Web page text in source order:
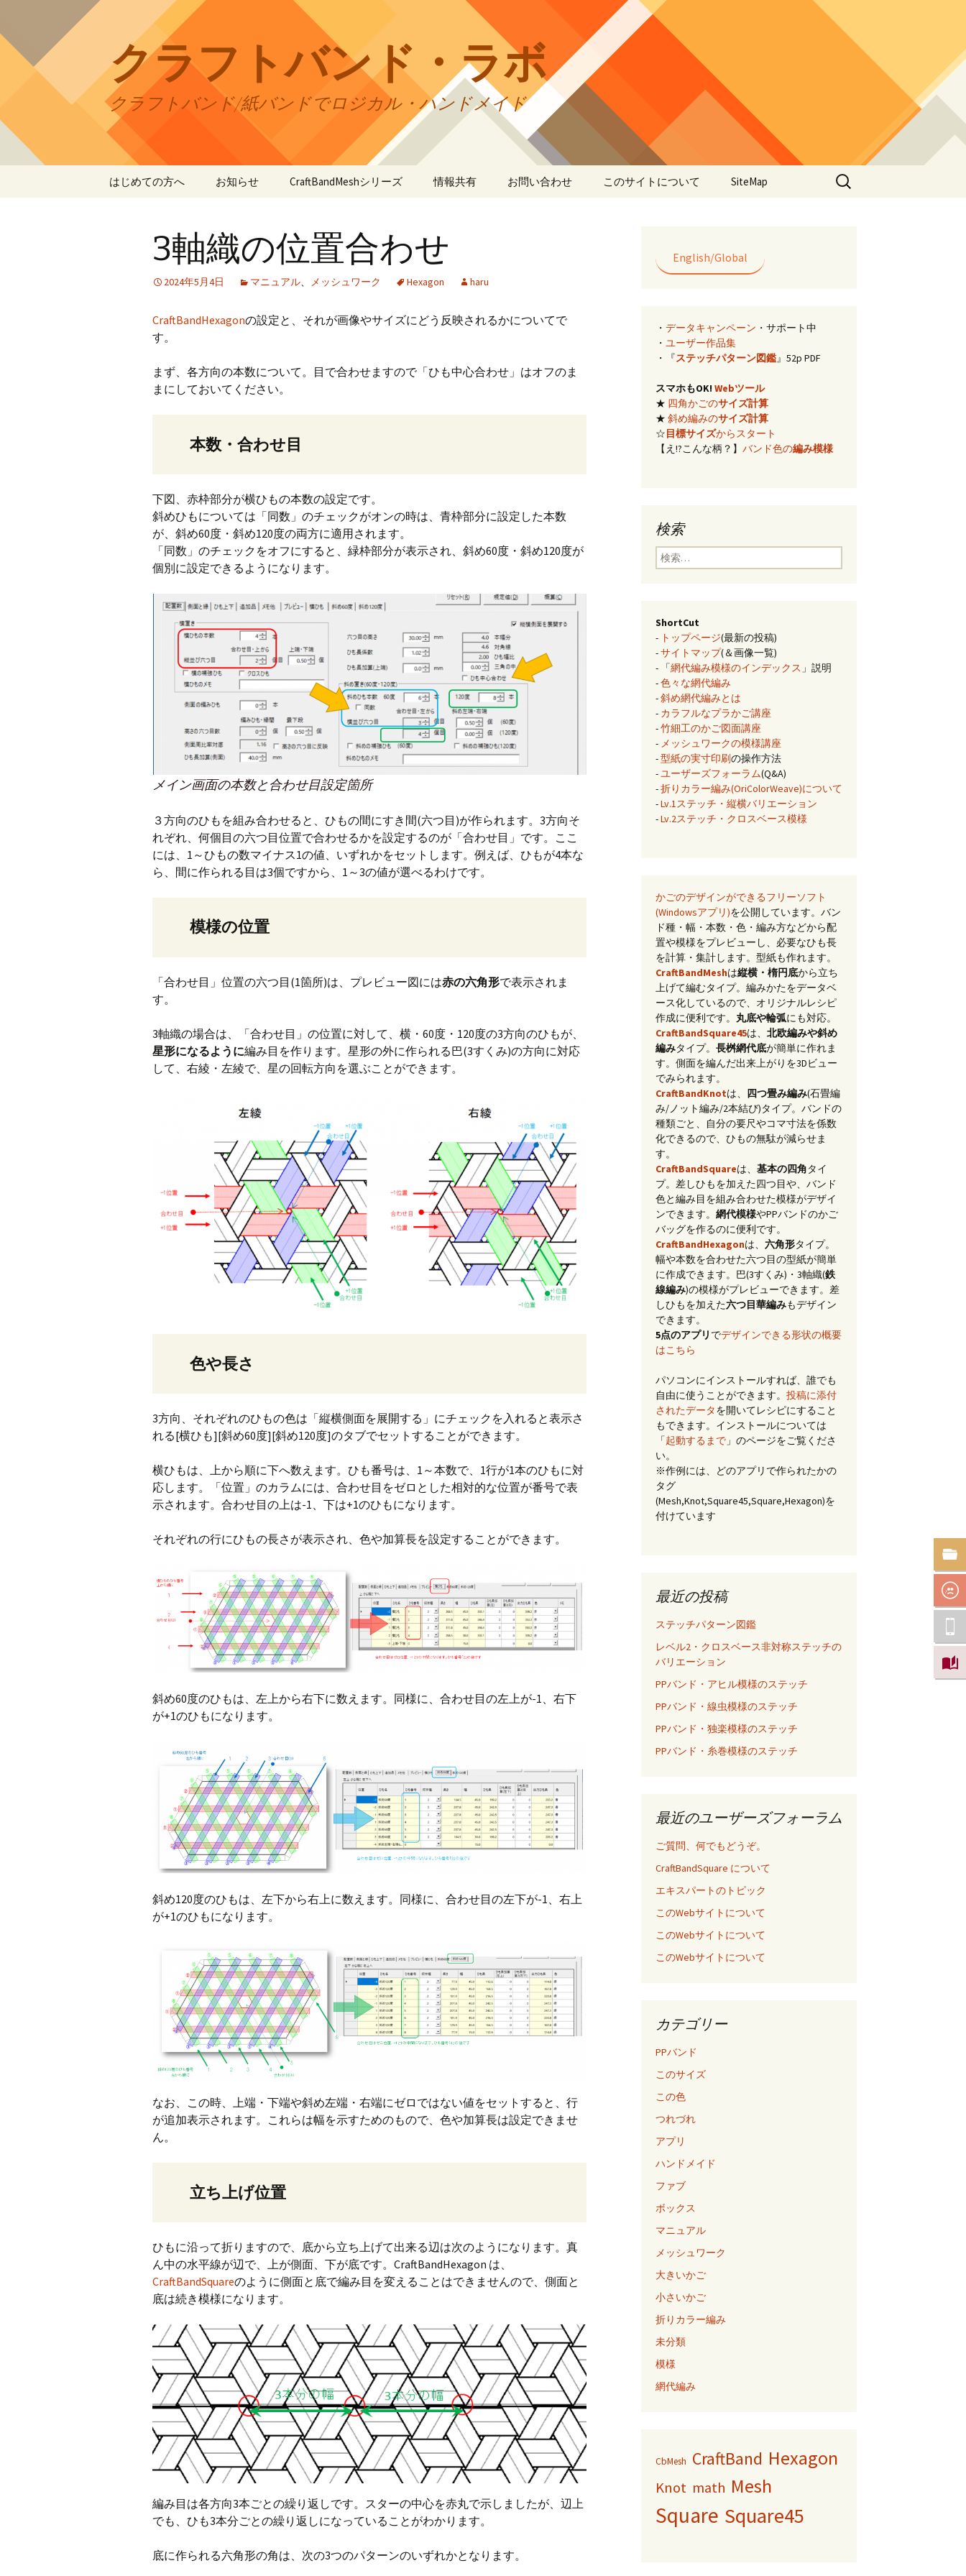
テ
キ
プ
クラフトバンド・ラボ
クラフトバンド/紙バンドでロジカル・ハンドメイド
はじめての方へ お知らせ CraftBandMeshシリーズ
CraftBandMesh出力例
CraftBandSquare45 CraftBandSquare45使用
例
CraftBandSquare45出力
CraftBandKnot CraftBandKnot使用例
CraftBandKnot出力例
CbMesh
順
データについて
情報共有
ユーザーズフォーラム
ユーザー作品集
リンク・リンク
四角かごのサイズ計算
目標サイズからの概算
バンド色の編み模様
クロスベースのステッ
チ・2色の組合せ模様
お問い合わせ このサイトについて
折りカラー編み
(OriColorWeave)につい
SiteMap
検
索:
3軸織の位置合わせ
2024年5月4日 マニュアル、 メッシュワーク Hexagon haru
CraftBandHexagonの設定と、それが画像やサイズにどう反映されるかについてで
す。
まず、各方向の本数について。目で合わせますので「ひも中心合わせ」はオフのま
まにしておいてください。
本数・合わせ目
下図、赤枠部分が横ひもの本数の設定です。
斜めひもについては「同数」のチェックがオンの時は、青枠部分に設定した本数
が、斜め60度・斜め120度の両方に適用されます。
「同数」のチェックをオフにすると、緑枠部分が表示され、斜め60度・斜め120度が
個別に設定できるようになります。
メイン画面の本数と合わせ目設定箇所
３方向のひもを組み合わせると、ひもの間にすき間(六つ目)が作られます。3方向そ
れぞれ、何個目の六つ目位置で合わせるかを設定するのが「合わせ目」です。ここ
には、1～ひもの数マイナス1の値、いずれかをセットします。例えば、ひもが4本な
ら、間に作られる目は3個ですから、1～3の値が選べるわけです。
模様の位置
「合わせ目」位置の六つ目(1箇所)は、プレビュー図には赤の六角形で表示されま
す。
3軸織の場合は、「合わせ目」の位置に対して、横・60度・120度の3方向のひもが、
星形になるように編み目を作ります。星形の外に作られる巴(3すくみ)の方向に対応
して、右綾・左綾で、星の回転方向を選ぶことができます。
色や長さ
3方向、それぞれのひもの色は「縦横側面を展開する」にチェックを入れると表示さ
れる[横ひも][斜め60度][斜め120度]のタブでセットすることができます。
横ひもは、上から順に下へ数えます。ひも番号は、1～本数で、1行が1本のひもに対
応します。「位置」のカラムには、合わせ目をゼロとした相対的な位置が番号で表
示されます。合わせ目の上は-1、下は+1のひもになります。
それぞれの行にひもの長さが表示され、色や加算長を設定することができます。
斜め60度のひもは、左上から右下に数えます。同様に、合わせ目の左上が-1、右下
が+1のひもになります。
斜め120度のひもは、左下から右上に数えます。同様に、合わせ目の左下が-1、右上
が+1のひもになります。
なお、この時、上端・下端や斜め左端・右端にゼロではない値をセットすると、行
が追加表示されます。これらは幅を示すためのもので、色や加算長は設定できませ
ん。
立ち上げ位置
ひもに沿って折りますので、底から立ち上げて出来る辺は次のようになります。真
ん中の水平線が辺で、上が側面、下が底です。CraftBandHexagon は、
CraftBandSquareのように側面と底で編み目を変えることはできませんので、側面と
底は続き模様になります。
編み目は各方向3本ごとの繰り返しです。スターの中心を赤丸で示しましたが、辺上
でも、ひも3本分ごとの繰り返しになっていることがわかります。
底に作られる六角形の角は、次の3つのパターンのいずれかとなります。
English/Global
・ データキャンペーン ・サポート中
・ ユーザー作品集
・『ステッチパターン図鑑』52p PDF
スマホもOK! Webツール
★ 四角かごのサイズ計算
★ 斜め編みのサイズ計算
☆目標サイズからスタート
【え!?こんな柄？】 バンド色の編み模様
検索
検
索:
ShortCut
- トップページ(最新の投稿)
-サイトマップ(＆画像一覧)
- 「網代編み模様のインデックス 」説明
-色々な網代編み
-斜め網代編みとは
- カラフルなプラかご講座
-竹細工のかご図面講座
- メッシュワークの模様講座
-型紙の実寸印刷の操作方法
-ユーザーズフォーラム(Q&A)
-折りカラー編み(OriColorWeave)について
-Lv.1ステッチ・縦横バリエーション
-Lv.2ステッチ・クロスベース模様
かごのデザインができるフリーソフト
(Windowsアプリ)を公開しています。バン
ド種・幅・本数・色・編み方などから配
置や模様をプレビューし、必要なひも長
を計算・集計します。型紙も作れます。
CraftBandMeshは縦横・楕円底から立ち
上げて編むタイプ。編みかたをデータベ
ース化しているので、オリジナルレシピ
作成に便利です。 丸底や輪弧にも対応。
CraftBandSquare45は、 北欧編みや斜め
編みタイプ。 長桝網代底が簡単に作れま
す。側面を編んだ出来上がりを3Dビュー
でみられます。
CraftBandKnotは、 四つ畳み編み(石畳編
み/ノット編み/2本結び)タイプ。バンドの
種類ごと、自分の要尺やコマ寸法を係数
化できるので、ひもの無駄が減らせま
す。
CraftBandSquareは、 基本の四角タイ
プ。差しひもを加えた四つ目や、バンド
色と編み目を組み合わせた模様がデザイ
ンできます。 網代模様やPPバンドのかご
バッグを作るのに便利です。
CraftBandHexagonは、 六角形タイプ。
幅や本数を合わせた六つ目の型紙が簡単
に作成できます。巴(3すくみ)・3軸織(鉄
線編み)の模様がプレビューできます。差
しひもを加えた六つ目華編みもデザイン
できます。
5点のアプリ でデザインできる形状の概要
はこちら
パソコンにインストールすれば、誰でも
自由に使うことができます。 投稿に添付
されたデータを開いてレシピにすること
もできます。インストールについては
「起動するまで 」のページをご覧くださ
い。
※作例には、どのアプリで作られたかの
タグ
(Mesh,Knot,Square45,Square,Hexagon)を
付けています
最近の投稿
ステッチパターン図鑑
レベル2・クロスベース非対称ステッチの
バリエーション
PPバンド・アヒル模様のステッチ
PPバンド・線虫模様のステッチ
PPバンド・独楽模様のステッチ
PPバンド・糸巻模様のステッチ
最近のユーザーズフォーラム
ご質問、何でもどうぞ。
CraftBandSquare について
エキスパートのトピック
このWebサイトについて
このWebサイトについて
このWebサイトについて
カテゴリー
PPバンド
このサイズ
この色
つれづれ
アプリ
ハンドメイド
ファブ
ボックス
マニュアル
メッシュワーク
大きいかご
小さいかご
折りカラー編み
未分類
模様
網代編み
CbMesh CraftBand Hexagon
Knot math Mesh
Square Square45